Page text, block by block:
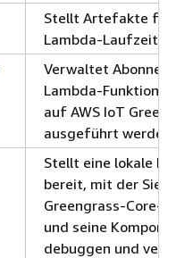
Stellt Artefakte für
Lambda-Laufzeit
Verwaltet
Lambda-
auf AWS IoT
ausgeführt werden.
Stellt eine lokale
bereit, mit der Sie
Greengrass-Core-
und seine
debuggen und